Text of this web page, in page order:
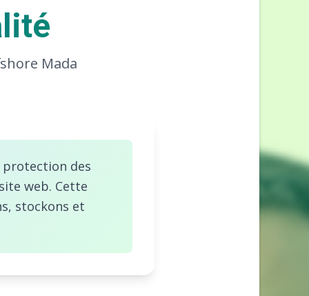
Mada
des
web. Cette
stockons et